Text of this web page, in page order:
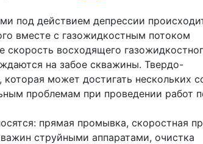
под действием депрессии
вместе с газожидкостным потоком
восходящего
на забое скважины. Твердо-
может достигать нескольких
проблемам при проведении работ
прямая промывка, скоростная
струйными аппаратами, очистка